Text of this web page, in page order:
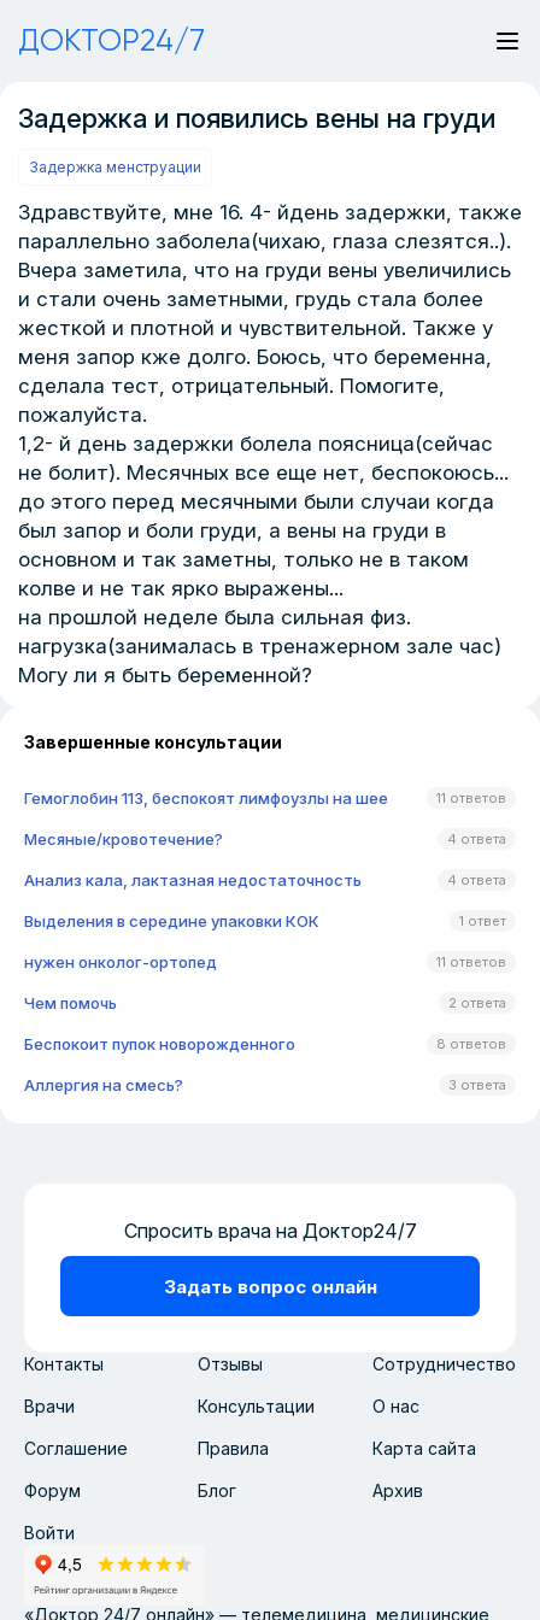
ДОКТОР24/7
Задержка и появились вены на груди
Задержка менструации
Здравствуйте, мне 16. 4- йдень задержки, также
параллельно заболела(чихаю, глаза слезятся..).
Вчера заметила, что на груди вены увеличились
и стали очень заметными, грудь стала более
жесткой и плотной и чувствительной. Также у
меня запор кже долго. Боюсь, что беременна,
сделала тест, отрицательный. Помогите,
пожалуйста.
1,2- й день задержки болела поясница(сейчас
не болит). Месячных все еще нет, беспокоюсь...
до этого перед месячными были случаи когда
был запор и боли груди, а вены на груди в
основном и так заметны, только не в таком
колве и не так ярко выражены...
на прошлой неделе была сильная физ.
нагрузка(занималась в тренажерном зале час)
Могу ли я быть беременной?
Завершенные консультации
Гемоглобин 113, беспокоят лимфоузлы на шее 11 ответов
Месяные/кровотечение? 4 ответа
Анализ кала, лактазная недостаточность 4 ответа
Выделения в середине упаковки КОК 1 ответ
нужен онколог-ортопед 11 ответов
Чем помочь 2 ответа
Беспокоит пупок новорожденного 8 ответов
Аллергия на смесь? 3 ответа
Контакты Отзывы Сотрудничество
Врачи Консультации О нас
Соглашение Правила Карта сайта
Форум Блог Архив
Войти
Спросить врача на Доктор24/7
Задать вопрос онлайн
«Доктор 24/7 онлайн» — телемедицина, медицинские